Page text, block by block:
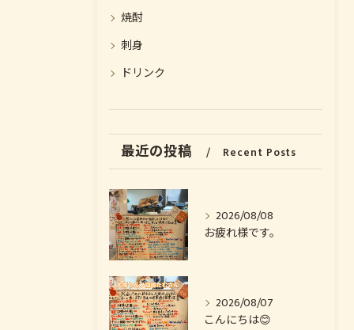
焼酎
刺身
ドリンク
最近の投稿 Recent Posts
2026/08/08
お疲れ様です。
2026/08/07
こんにちは😊